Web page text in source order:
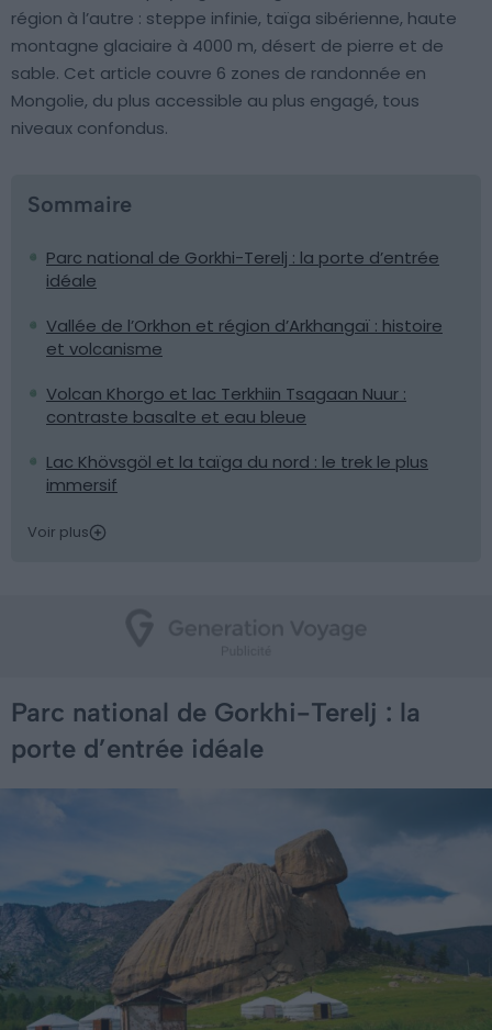
région à l’autre : steppe infinie, taïga sibérienne, haute
montagne glaciaire à 4000 m, désert de pierre et de
sable. Cet article couvre 6 zones de randonnée en
Mongolie, du plus accessible au plus engagé, tous
niveaux confondus.
Sommaire
Parc national de Gorkhi-Terelj : la porte d’entrée
idéale
Vallée de l’Orkhon et région d’Arkhangaï : histoire
et volcanisme
Volcan Khorgo et lac Terkhiin Tsagaan Nuur :
contraste basalte et eau bleue
Lac Khövsgöl et la taïga du nord : le trek le plus
immersif
Voir plus
Parc national de Gorkhi-Terelj : la
porte d’entrée idéale